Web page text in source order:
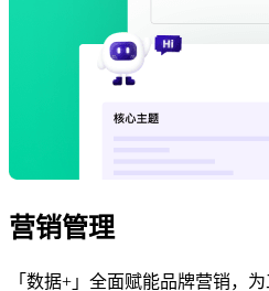
营销管理
「数据+」全面赋能品牌营销，